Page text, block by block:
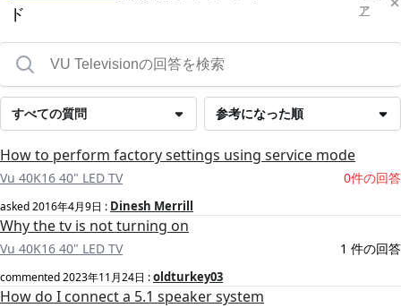
ド
ア
参考になった順
すべての質問
How to perform factory settings using service mode
Vu 40K16 40" LED TV 0件の回答
asked2016年4月9日 : Dinesh Merrill
Why the tv is not turning on
Vu 40K16 40" LED TV 1 件の回答
commented2023年11月24日 :oldturkey03
How do I connect a 5.1 speaker system